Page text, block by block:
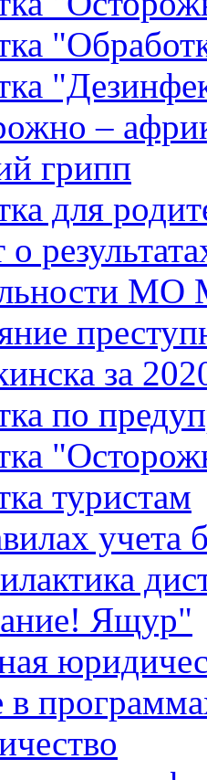
–
грипп
для
о
МО
за
по
туристам
учета
Ящур"
в